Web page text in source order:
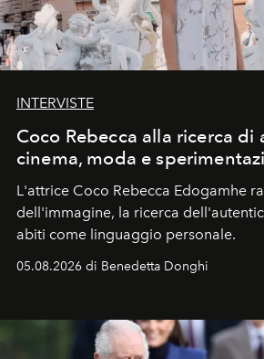
INTERVISTE
Coco Rebecca alla ricerca
cinema, moda e
L'attrice Coco Rebecca Edogamhe
dell'immagine, la ricerca
abiti come linguaggio personale.
05.08.2026 di Benedetta Donghi